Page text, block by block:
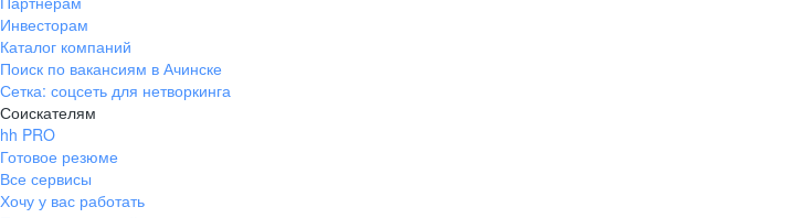
Инвесторам
Каталог компаний
Поиск по вакансиям в Ачинске
Сетка: соцсеть для нетворкинга
Соискателям
hh PRO
Готовое резюме
Все сервисы
Хочу у вас работать